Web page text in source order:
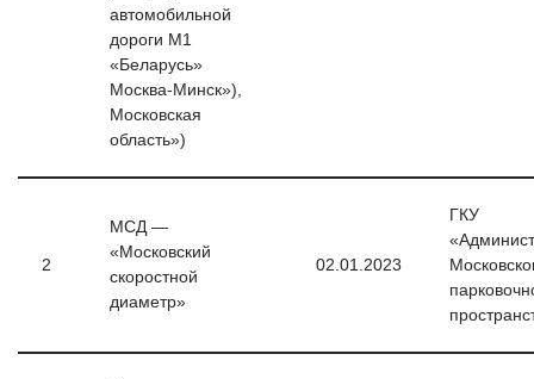
автомобильной
дороги М1
«Беларусь»
Москва-Минск»),
Московская
область»)
2
МСД —
«Московский
скоростной
диаметр»
02.01.2023
ГКУ